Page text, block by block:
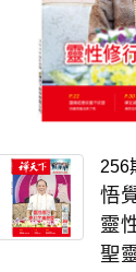
悟
靈
聖